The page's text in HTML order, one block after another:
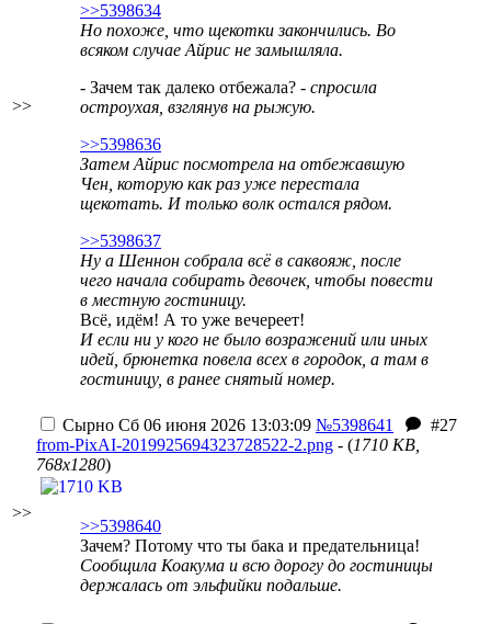
>>
>>5398634
Но похоже, что щекотки закончились. Во
всяком случае Айрис не замышляла.
- Зачем так далеко отбежала? - спросила
остроухая, взглянув на рыжую.
>>5398636
Затем Айрис посмотрела на отбежавшую
Чен, которую как раз уже перестала
щекотать. И только волк остался рядом.
>>5398637
Ну а Шеннон собрала всё в саквояж, после
чего начала собирать девочек, чтобы повести
в местную гостиницу.
Всё, идём! А то уже вечереет!
И если ни у кого не было возражений или иных
идей, брюнетка повела всех в городок, а там в
гостиницу, в ранее снятый номер.
>>
Сырно Сб 06 июня 2026 13:03:09 №5398641
#27
from-PixAI-2019925694323728522-2.png - (1710 KB,
768x1280)
>>5398640
Зачем? Потому что ты бака и предательница!
Сообщила Коакума и всю дорогу до гостиницы
держалась от эльфийки подальше.